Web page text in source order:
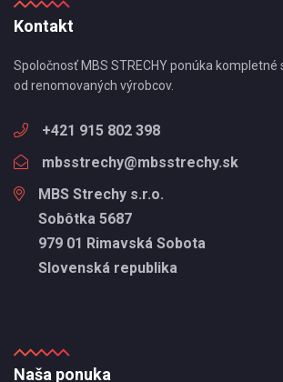
Kontakt
Spoločnosť MBS STRECHY ponúka
od renomovaných výrobcov.
+421 915 802 398
mbsstrechy@mbsstrechy.sk
MBS Strechy s.r.o.
Sobôtka 5687
979 01 Rimavská Sobota
Slovenská republika
Naša ponuka